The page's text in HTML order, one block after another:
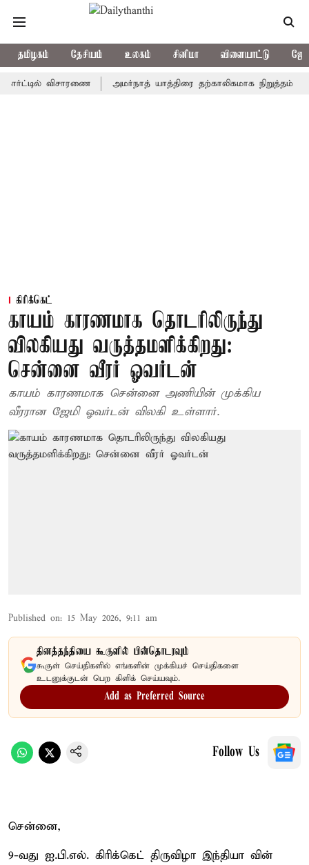
தமிழகம் தேசியம் உலகம் சினிமா விளையாட்டு
விசாரணை அமர்நாத் யாத்திரை தற்காலிகமாக நிறுத்தம்
கிரிக்கெட்
காயம் காரணமாக தொடரிலிருந்து
விலகியது வருத்தமளிக்கிறது:
சென்னை வீரர் ஓவர்டன்
காயம் காரணமாக சென்னை அணியின் முக்கிய
வீரரான ஜேமி ஓவர்டன் விலகி உள்ளார்.
Published on: 15 May 2026, 9:11 am
தினத்தந்தியை கூகுளில் பின்தொடரவும்
கூகுள் செய்திகளில் எங்களின் முக்கியச் செய்திகளை
உடனுக்குடன் பெற கிளிக் செய்யவும்.
Add as Preferred Source
Follow Us
சென்னை,
9-வது ஐ.பி.எல். கிரிக்கெட் திருவிழா இந்தியா வின்